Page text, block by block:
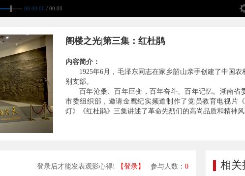
00:00:00 / 00:00
阁楼之光|第三集：红杜鹃
内容简介：
1925年6月，毛泽东同志在家乡韶山亲手创建了中国
别支部。
百年沧桑、百年巨变，百年奋斗、百年记忆。湖南省
市委组织部，邀请金鹰纪实频道制作了党员教育电视片
灯》《红杜鹃》三集讲述了革命先烈们的高尚品质和精神风
登录后才能发表观影心得! 【登录】 参与人数： 0 相关